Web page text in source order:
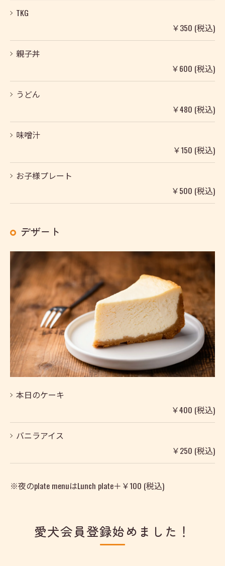
TKG
￥350 (税込)
親子丼
￥600 (税込)
うどん
￥480 (税込)
味噌汁
￥150 (税込)
お子様プレート
￥500 (税込)
デザート
本日のケーキ
￥400 (税込)
バニラアイス
￥250 (税込)
※夜のplate menuはLunch plate＋￥100 (税込)
愛犬会員登録始めました！